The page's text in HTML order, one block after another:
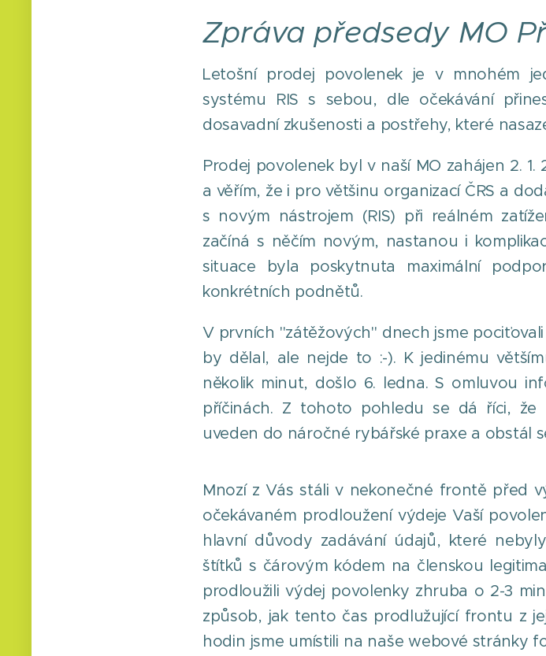
Zpráva předsedy MO
Letošní prodej povolenek je v mnohém
systému RIS s sebou, dle očekávání
dosavadní zkušenosti a postřehy, které
Prodej povolenek byl v naší MO zahájen 2.
a věřím, že i pro většinu organizací ČRS a
s novým nástrojem (RIS) při reálném
začíná s něčím novým, nastanou i
situace byla poskytnuta maximální
konkrétních podnětů.
V prvních "zátěžových" dnech jsme
by dělal, ale nejde to :-). K jedinému
několik minut, došlo 6. ledna. S omluvou
příčinách. Z tohoto pohledu se dá říci, že
uveden do náročné rybářské praxe a obstál
Mnozí z Vás stáli v nekonečné frontě před
očekávaném prodloužení výdeje Vaší
hlavní důvody zadávání údajů, které
štítků s čárovým kódem na členskou
prodloužili výdej povolenky zhruba o 2-3
způsob, jak tento čas prodlužující frontu z
hodin jsme umístili na naše webové stránky